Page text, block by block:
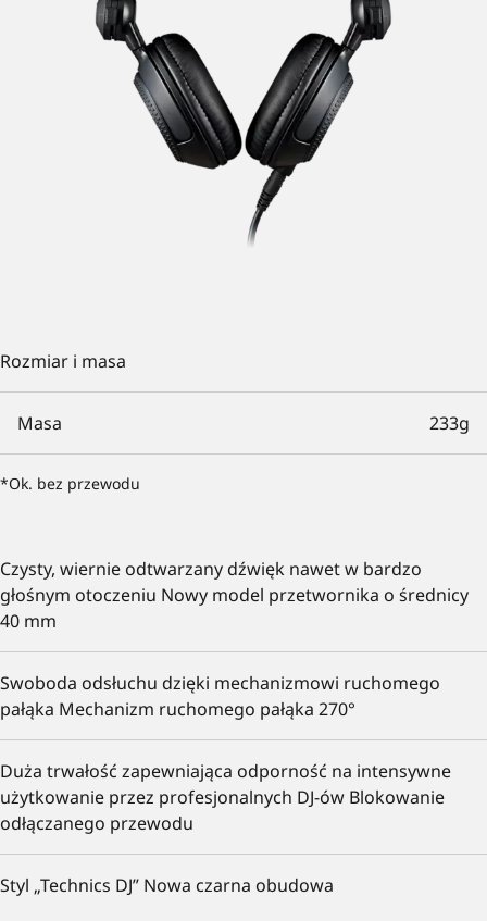
Rozmiar i masa
Masa 233g
*Ok. bez przewodu
Czysty, wiernie odtwarzany dźwięk nawet w bardzo
głośnym otoczeniu Nowy model przetwornika o średnicy
40 mm
Swoboda odsłuchu dzięki mechanizmowi ruchomego
pałąka Mechanizm ruchomego pałąka 270°
Duża trwałość zapewniająca odporność na intensywne
użytkowanie przez profesjonalnych DJ-ów Blokowanie
odłączanego przewodu
Styl „Technics DJ” Nowa czarna obudowa